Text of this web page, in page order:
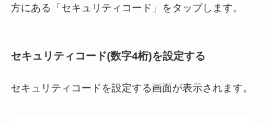
方にある「セキュリティコード」をタップします。
セキュリティコード(数字4桁)を設定する
セキュリティコードを設定する画面が表示されます。